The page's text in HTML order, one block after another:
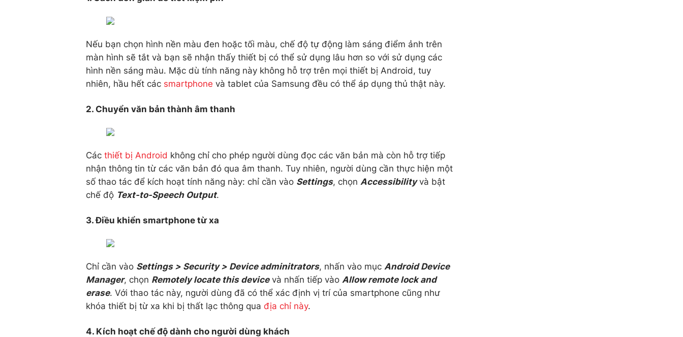
Nếu bạn chọn hình nền màu đen hoặc tối màu, chế độ tự động làm sáng điểm ảnh trên
màn hình sẽ tắt và bạn sẽ nhận thấy thiết bị có thể sử dụng lâu hơn so với sử dụng các
hình nền sáng màu. Mặc dù tính năng này không hỗ trợ trên mọi thiết bị Android, tuy
nhiên, hầu hết các smartphone và tablet của Samsung đều có thể áp dụng thủ thật này.
2. Chuyển văn bản thành âm thanh
Các thiết bị Android không chỉ cho phép người dùng đọc các văn bản mà còn hỗ trợ tiếp
nhận thông tin từ các văn bản đó qua âm thanh. Tuy nhiên, người dùng cần thực hiện một
số thao tác để kích hoạt tính năng này: chỉ cần vào Settings, chọn Accessibilityvà bật
chế độ Text-to-Speech Output.
3. Điều khiển smartphone từ xa
Chỉ cần vào Settings > Security > Device adminitrators, nhấn vào mục Android Device
Manager, chọn Remotely locate this devicevà nhấn tiếp vào Allow remote lock and
erase. Với thao tác này, người dùng đã có thể xác định vị trí của smartphone cũng như
khóa thiết bị từ xa khi bị thất lạc thông qua địa chỉ này.
4. Kích hoạt chế độ dành cho người dùng khách